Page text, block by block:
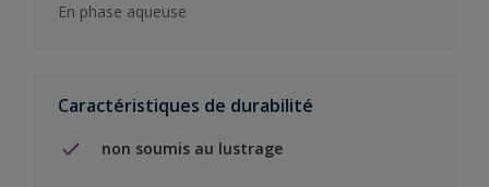
En phase aqueuse
Caractéristiques de durabilité
non soumis au lustrage